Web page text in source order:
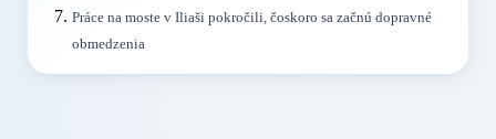
Práce na moste v Iliaši pokročili, čoskoro sa začnú dopravné
obmedzenia